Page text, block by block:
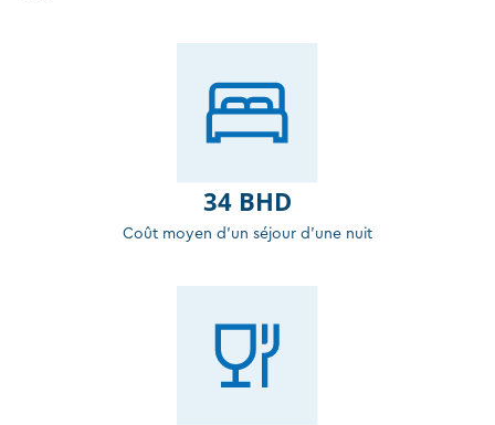
34 BHD
Coût moyen d'un séjour d'une nuit